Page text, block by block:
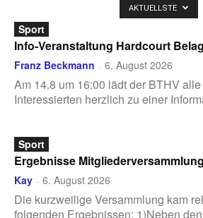
AKTUELLSTE
Sport
Info-Veranstaltung Hardcourt
Franz Beckmann - 6. August 2026
Am 14.8 um 16:00 lädt der BTHV
Interessierten herzlich zu einer
Sport
Ergebnisse
Kay - 6. August 2026
Die kurzweilige Versammlung kam
folgenden Ergebnissen: 1)Neben